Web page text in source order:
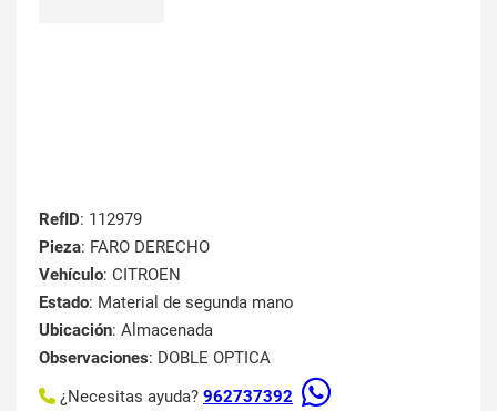
RefID: 112979
Pieza: FARO DERECHO
Vehículo: CITROEN
Estado: Material de segunda mano
Ubicación: Almacenada
Observaciones: DOBLE OPTICA
¿Necesitas ayuda? 962737392